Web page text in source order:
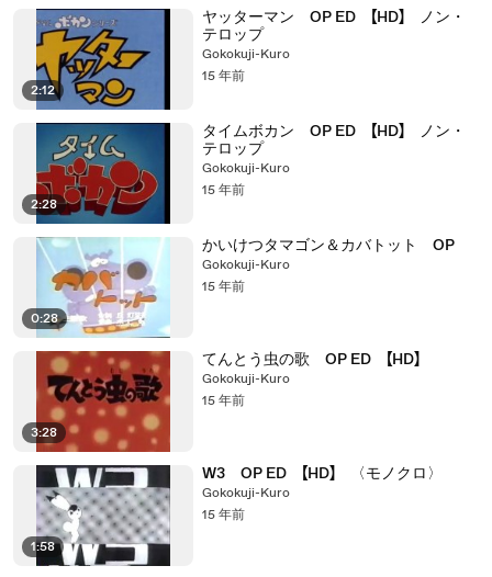
2:12
ヤッターマン OP ED 【HD】 ノン・
テロップ
Gokokuji-Kuro
15 年前
2:28
タイムボカン OP ED 【HD】 ノン・
テロップ
Gokokuji-Kuro
15 年前
0:28
かいけつタマゴン＆カバトット OP
Gokokuji-Kuro
15 年前
3:28
てんとう虫の歌 OP ED 【HD】
Gokokuji-Kuro
15 年前
1:58
W3 OP ED 【HD】 〈モノクロ〉
Gokokuji-Kuro
15 年前